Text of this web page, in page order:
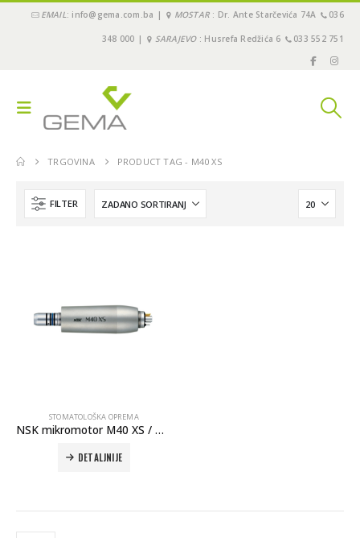
EMAIL: info@gema.com.ba | MOSTAR : Dr. Ante Starčevića 74A 036
348 000 | SARAJEVO: Husrefa Redžića 6 033 552 751
TRGOVINA PRODUCT TAG - M40 XS
FILTER
STOMATOLOŠKA OPREMA
NSK mikromotor M40 XS / M40N XS
DETALJNIJE